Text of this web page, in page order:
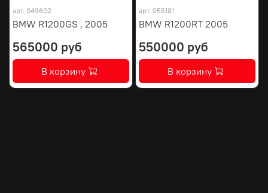
арт. 049602
BMW R1200GS , 2005
565000 руб
В корзину
арт. 055181
BMW R1200RT 2005
550000 руб
В корзину